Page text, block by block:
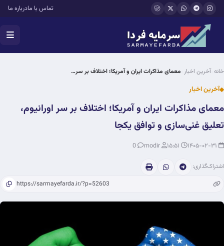
رفتن به محتوای اصلی تماس با مادرباره ما
خانه آخرین اخبار معمای مذاکرات ایران و آمریکا؛ اختلاف بر سر…
آخرین اخبار
معمای مذاکرات ایران و آمریکا؛ اختلاف بر سر اورانیوم،
تعلیق غنی‌سازی و توافق یکجا
اشتراک‌گذاری: